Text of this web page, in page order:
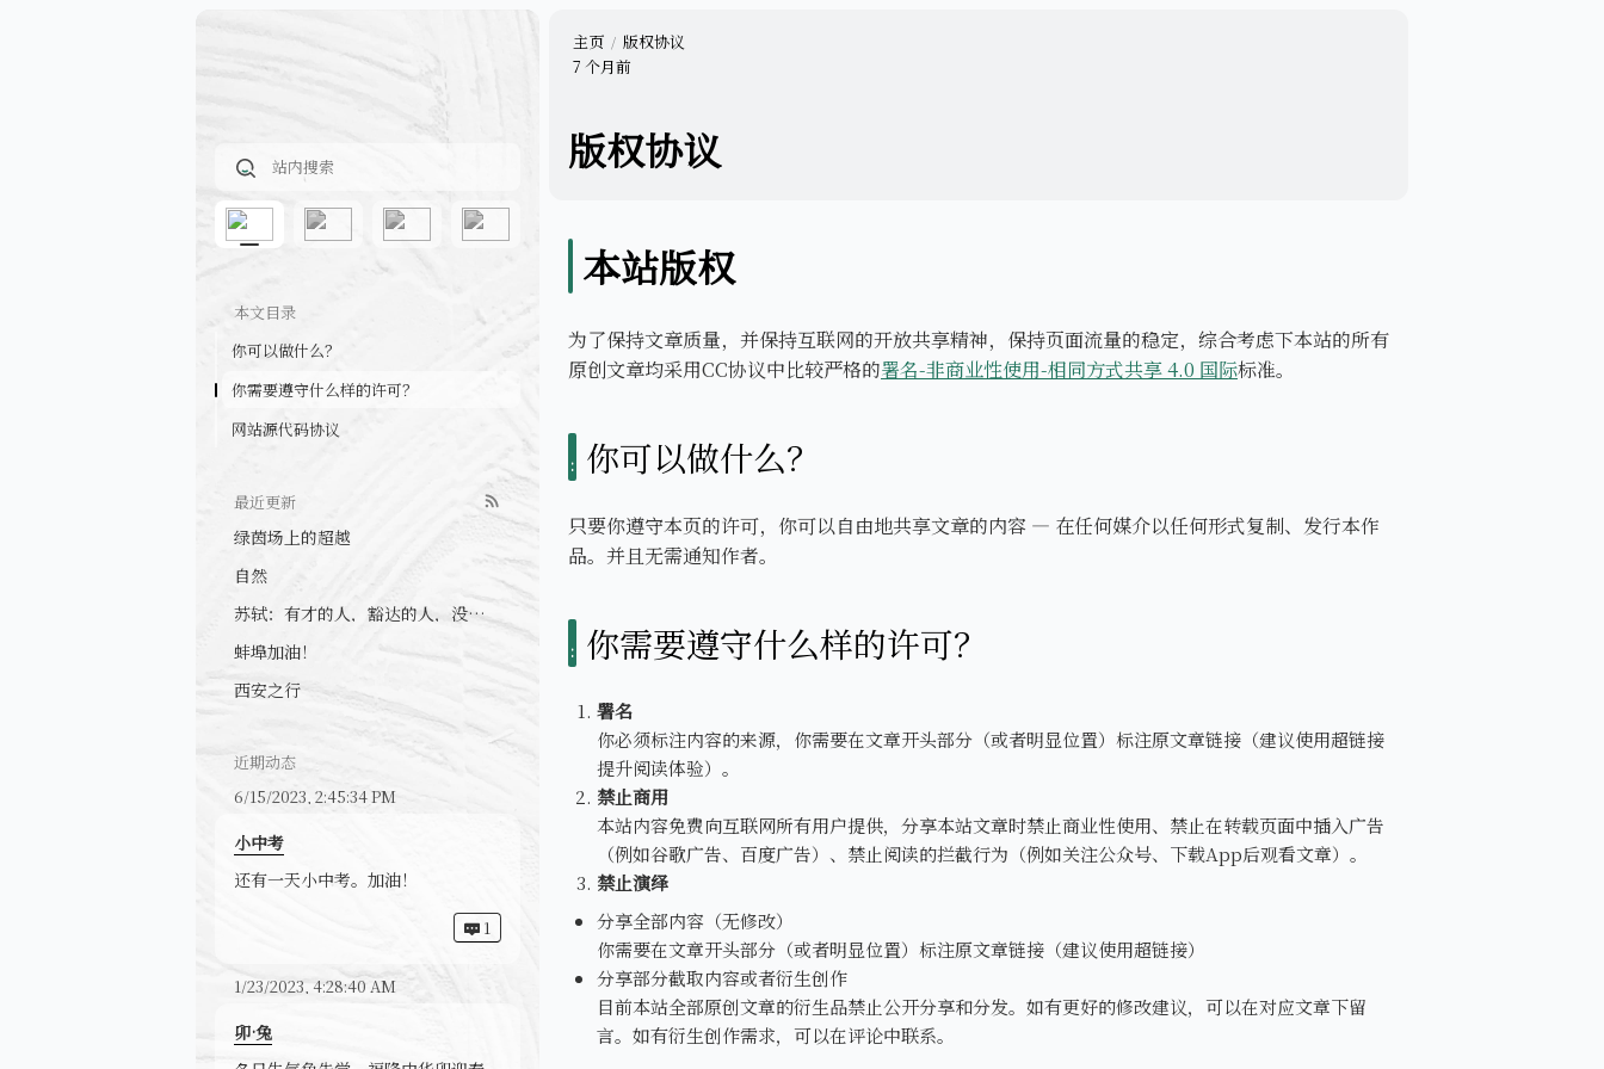
本文目录
你可以做什么？
你需要遵守什么样的许可？
网站源代码协议
最近更新
绿茵场上的超越
自然
苏轼：有才的人，豁达的人，没心眼的人
蚌埠加油！
西安之行
近期动态
6/15/2023, 2:45:34 PM
小中考
还有一天小中考。加油！
1
1/23/2023, 4:28:40 AM
卯·兔
冬日生气兔先觉，福降中华卯迎春。
主页
版权协议
7 个月前
版权协议
本站版权
为了保持文章质量，并保持互联网的开放共享精神，保持页面流量的稳定，综合考虑下本站的所有
原创文章均采用CC协议中比较严格的署名-非商业性使用-相同方式共享 4.0 国际标准。
你可以做什么？
只要你遵守本页的许可，你可以自由地共享文章的内容 — 在任何媒介以任何形式复制、发行本作
品。并且无需通知作者。
你需要遵守什么样的许可？
署名
你必须标注内容的来源，你需要在文章开头部分（或者明显位置）标注原文章链接（建议使用超链接
提升阅读体验）。
禁止商用
本站内容免费向互联网所有用户提供，分享本站文章时禁止商业性使用、禁止在转载页面中插入广告
（例如谷歌广告、百度广告）、禁止阅读的拦截行为（例如关注公众号、下载App后观看文章）。
禁止演绎
分享全部内容（无修改）
你需要在文章开头部分（或者明显位置）标注原文章链接（建议使用超链接）
分享部分截取内容或者衍生创作
目前本站全部原创文章的衍生品禁止公开分享和分发。如有更好的修改建议，可以在对应文章下留
言。如有衍生创作需求，可以在评论中联系。